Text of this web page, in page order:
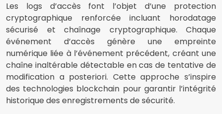
Les logs d’accès font l’objet d’une protection
cryptographique renforcée incluant horodatage
sécurisé et chaînage cryptographique. Chaque
événement d’accès génère une empreinte
numérique liée à l’événement précédent, créant une
chaîne inaltérable détectable en cas de tentative de
modification a posteriori. Cette approche s’inspire
des technologies blockchain pour garantir l’intégrité
historique des enregistrements de sécurité.